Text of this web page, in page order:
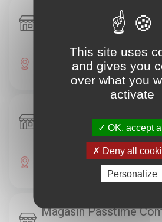
Magasin Passtime
Rochelle (17000)
Avenue De La Résistance
Rochelle (17000)
22 Rue Thiers 17000 La
Magasin Passtime
This site uses
and gives you
over what you
activate
OK, accept all
Deny all
Personalize